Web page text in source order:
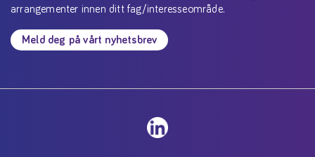
arrangementer innen ditt fag/interesseområde.
Meld deg på vårt nyhetsbrev